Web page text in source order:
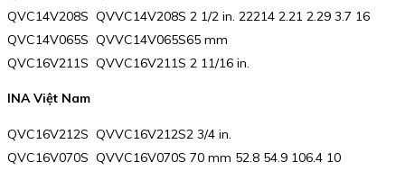
QVC14V208S QVVC14V208S 2 1/2 in. 22214 2.21 2.29 3.7 16
QVC14V065S QVVC14V065S65 mm
QVC16V211S QVVC16V211S 2 11/16 in.
INA Việt Nam
QVC16V212S QVVC16V212S2 3/4 in.
QVC16V070S QVVC16V070S 70 mm 52.8 54.9 106.4 10